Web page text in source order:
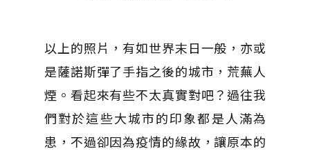
以上的照片，有如世界末日一般，亦或
是薩諾斯彈了手指之後的城市，荒蕪人
煙。看起來有些不太真實對吧？過往我
們對於這些大城市的印象都是人滿為
患，不過卻因為疫情的緣故，讓原本的